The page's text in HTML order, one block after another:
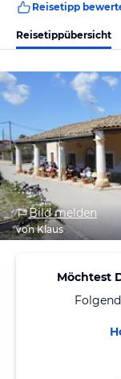
Reisetipp
Reisetippübersicht
Bild melden
von Klaus
Möchtest